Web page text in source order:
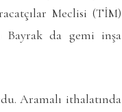
Meclisi (TİM)
Bayrak da gemi inşa
Aramalı ithalatında